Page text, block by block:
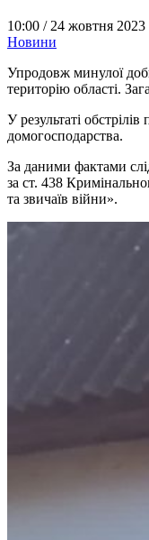
10:00 / 24 жовтня 2023
Новини
Упродовж минулої
територію області.
У результаті
домогосподарства.
За даними фактами
за ст. 438
та звичаїв війни».